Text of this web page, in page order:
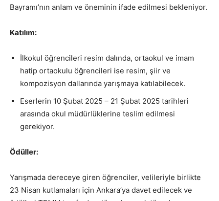
Bayramı’nın anlam ve öneminin ifade edilmesi bekleniyor.
Katılım:
İlkokul öğrencileri resim dalında, ortaokul ve imam
hatip ortaokulu öğrencileri ise resim, şiir ve
kompozisyon dallarında yarışmaya katılabilecek.
Eserlerin 10 Şubat 2025 – 21 Şubat 2025 tarihleri
arasında okul müdürlüklerine teslim edilmesi
gerekiyor.
Ödüller:
Yarışmada dereceye giren öğrenciler, velileriyle birlikte
23 Nisan kutlamaları için Ankara’ya davet edilecek ve